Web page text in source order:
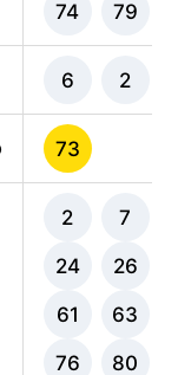
74 79
6 2
73
2 7
24 26
61 63
76 80